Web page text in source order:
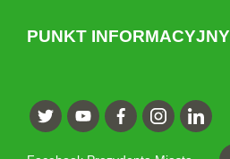
PUNKT INFORMACYJNY